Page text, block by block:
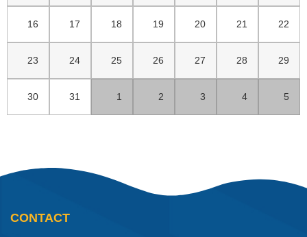
16 17 18 19 20 21 22
23 24 25 26 27 28 29
30 31 1 2 3 4 5
CONTACT